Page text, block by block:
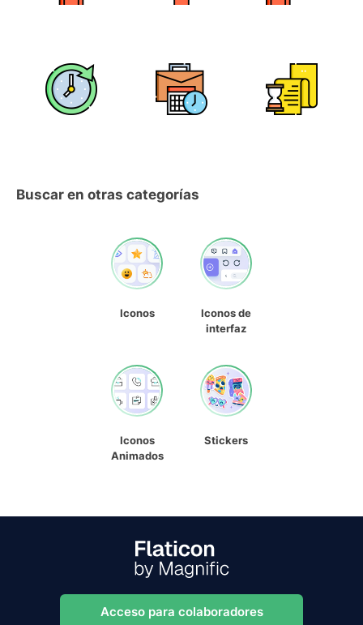
Buscar en otras categorías
Iconos
Iconos de
interfaz
Iconos
Animados
Stickers
Acceso para colaboradores